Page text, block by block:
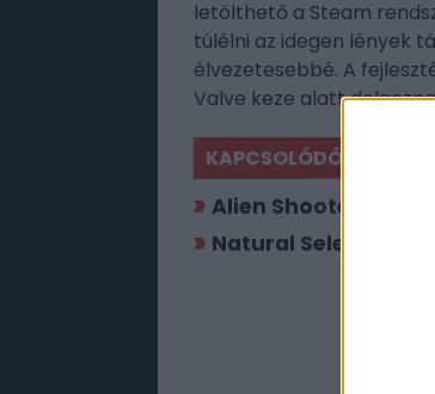
letölthető a Steam
túlélni az idegen lények
élvezetesebbé. A
Valve keze alatt
KAPCSOLÓDÓ JÁTÉKOK
Alien Shooter:
Natural Selection 2